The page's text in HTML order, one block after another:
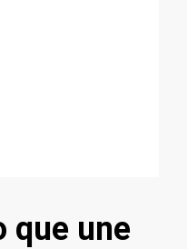
que une